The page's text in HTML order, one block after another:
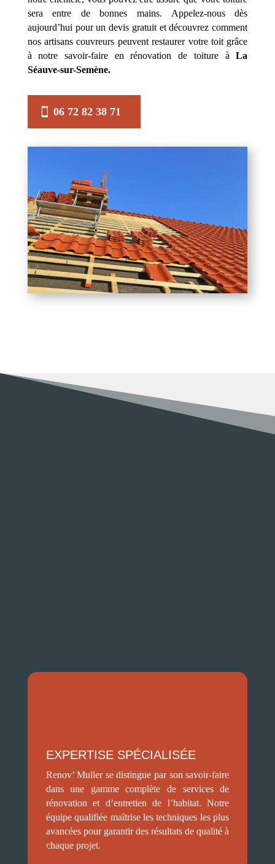
sera entre de bonnes mains. Appelez-nous dès
aujourd’hui pour un devis gratuit et découvrez comment
nos artisans couvreurs peuvent restaurer votre toit grâce
à notre savoir-faire en rénovation de toiture àLa
Séauve-sur-Semène.
06 72 82 38 71
EXPERTISE SPÉCIALISÉE
Renov’ Muller se distingue par son savoir-faire
dans une gamme complète de services de
rénovation et d’entretien de l’habitat. Notre
équipe qualifiée maîtrise les techniques les plus
avancées pour garantir des résultats de qualité à
chaque projet.